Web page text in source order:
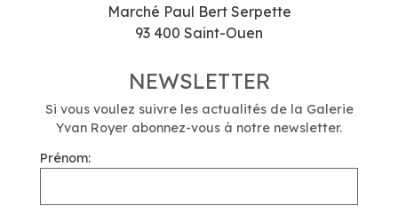
Marché Paul Bert Serpette
93 400 Saint-Ouen
NEWSLETTER
Si vous voulez suivre les actualités de la Galerie
Yvan Royer abonnez-vous à notre newsletter.
Prénom: